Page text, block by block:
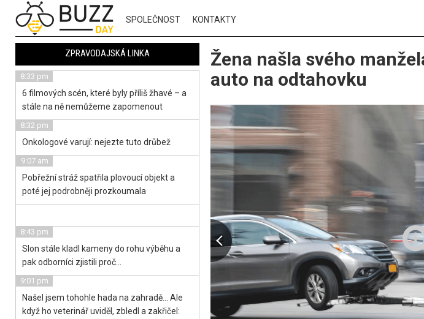
SPOLEČNOST KONTAKTY
Žena našla svého
auto na odtahovku
ZPRAVODAJSKÁ LINKA
8:33 pm
6 filmových scén, které byly příliš žhavé – a
stále na ně nemůžeme zapomenout
8:32 pm
Onkologové varují: nejezte tuto drůbež
9:07 am
Pobřežní stráž spatřila plovoucí objekt a
poté jej podrobněji prozkoumala
8:43 pm
Slon stále kladl kameny do rohu výběhu a
pak odborníci zjistili proč…
9:01 pm
Našel jsem tohohle hada na zahradě… Ale
když ho veterinář uviděl, zbledl a zakřičel: